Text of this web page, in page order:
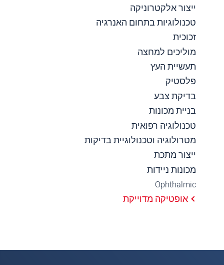
ייצור אלקטרוניקה
טכנולוגיות בתחום האנרגיה
זכוכית
מוליכים למחצה
תעשיית העץ
פלסטיק
בדיקת צבע
בניית מכונות
טכנולוגיה רפואית
מטרולוגיה וטכנולוגיית בדיקות
ייצור מתכת
מכונות ניידות
Ophthalmic
אופטיקה מדוייקת